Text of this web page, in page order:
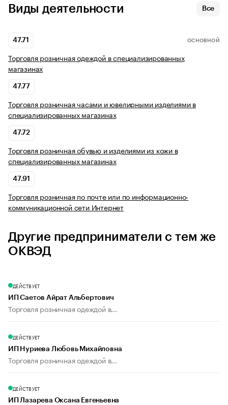
Виды деятельности Все
47.71 ОСНОВНОЙ
Торговля розничная одеждой в специализированных
магазинах
47.77
Торговля розничная часами и ювелирными изделиями в
специализированных магазинах
47.72
Торговля розничная обувью и изделиями из кожи в
специализированных магазинах
47.91
Торговля розничная по почте или по информационно-
коммуникационной сети Интернет
Другие предприниматели с тем же
ОКВЭД
ДЕЙСТВУЕТ
ИП Саетов Айрат Альбертович
Торговля розничная одеждой в...
ДЕЙСТВУЕТ
ИП Нуриева Любовь Михайловна
Торговля розничная одеждой в...
ДЕЙСТВУЕТ
ИП Лазарева Оксана Евгеньевна